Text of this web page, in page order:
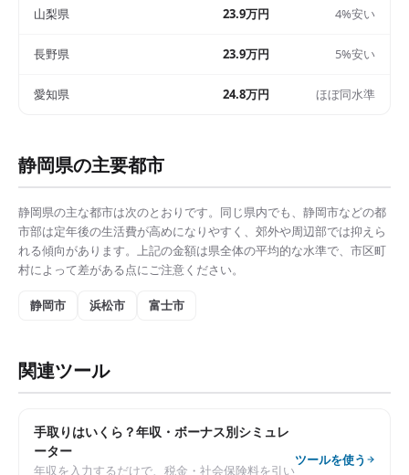
山梨県 23.9万円 4%安い
長野県 23.9万円 5%安い
愛知県 24.8万円 ほぼ同水準
静岡県の主要都市
静岡県の主な都市は次のとおりです。同じ県内でも、 静岡市などの都
市部は定年後の生活費が高めになりやすく、郊外や周辺部では抑えら
れる傾向があります。上記の金額は県全体の平均的な水準で、市区町
村によって差がある点にご注意ください。
静岡市 浜松市 富士市
関連ツール
手取りはいくら？年収・ボーナス別シミュレ
ーター
年収を入力するだけで、税金・社会保険料を引い
ツールを使う